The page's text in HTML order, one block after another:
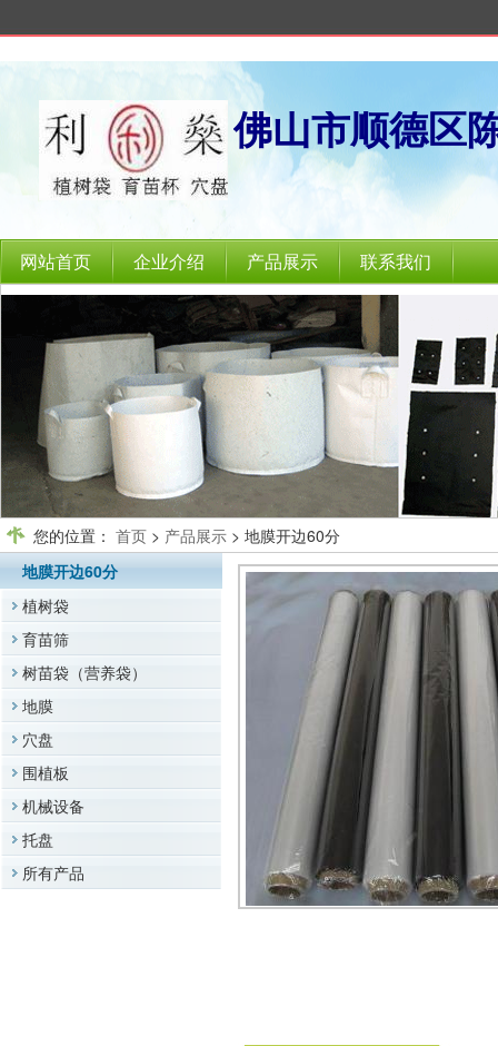
佛山市顺德区
网站首页 企业介绍 产品展示 联系我们
您的位置： 首页 > 产品展示 > 地膜开边60分
地膜开边60分
植树袋
育苗筛
树苗袋（营养袋）
地膜
穴盘
围植板
机械设备
托盘
所有产品